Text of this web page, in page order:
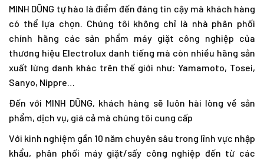
MINH DŨNG tự hào là điểm đến đáng tin cậy mà khách hàng
có thể lựa chọn. Chúng tôi không chỉ là nhà phân phối
chính hãng các sản phẩm máy giặt công nghiệp của
thương hiệu Electrolux danh tiếng mà còn nhiều hãng sản
xuất lừng danh khác trên thế giới như: Yamamoto, Tosei,
Sanyo, Nippre…
Đến với MINH DŨNG, khách hàng sẽ luôn hài lòng về sản
phẩm, dịch vụ, giá cả mà chúng tôi cung cấp
Với kinh nghiệm gần 10 năm chuyên sâu trong lĩnh vực nhập
khẩu, phân phối máy giặt/sấy công nghiệp đến từ các